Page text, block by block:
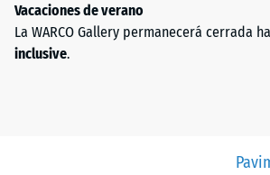
Vacaciones de verano
La WARCO Gallery permanecerá cerrada
inclusive.